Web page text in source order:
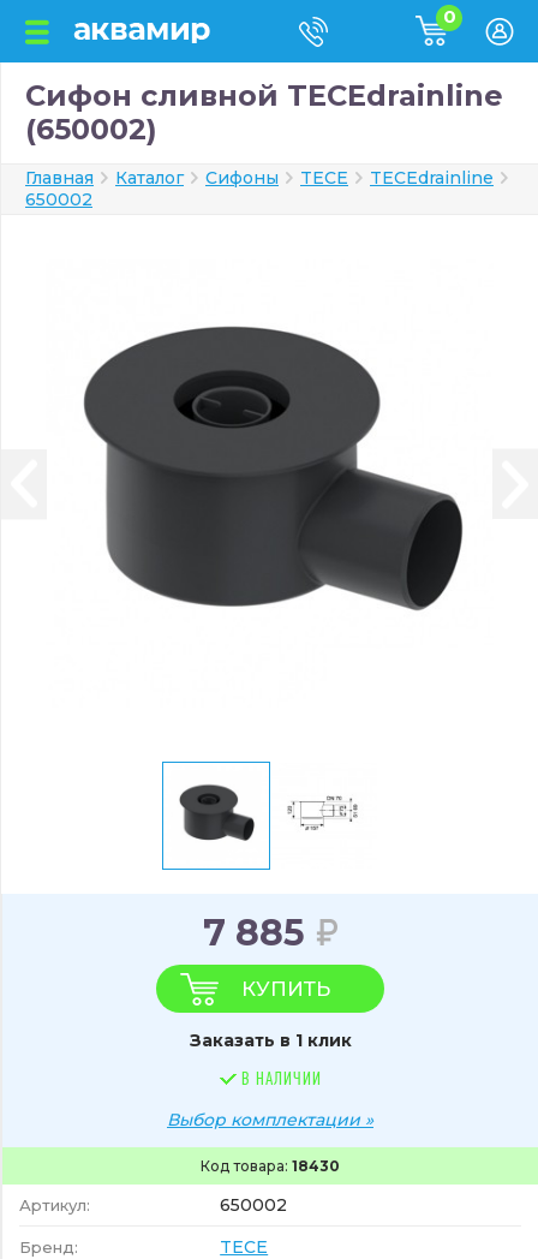
0
Сифон сливной TECEdrainline
(650002)
Главная Каталог Сифоны TECE
TECEdrainline
650002
Код товара: 18430
Артикул: 650002
Бренд: TECE
7 885
КУПИТЬ
Заказать в 1 клик
В НАЛИЧИИ
Выбор комплектации »